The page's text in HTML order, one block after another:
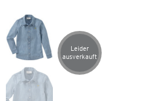
Artikel leider ausverkauft
Leider
ausverkauft